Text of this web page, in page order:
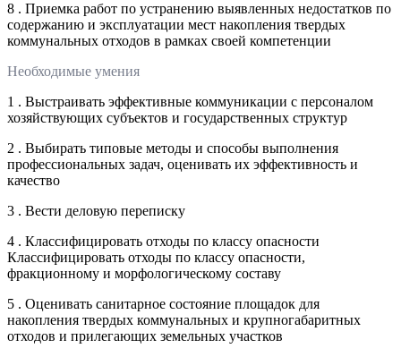
8 . Приемка работ по устранению выявленных недостатков по
содержанию и эксплуатации мест накопления твердых
коммунальных отходов в рамках своей компетенции
Необходимые умения
1 . Выстраивать эффективные коммуникации с персоналом
хозяйствующих субъектов и государственных структур
2 . Выбирать типовые методы и способы выполнения
профессиональных задач, оценивать их эффективность и
качество
3 . Вести деловую переписку
4 . Классифицировать отходы по классу опасности
Классифицировать отходы по классу опасности,
фракционному и морфологическому составу
5 . Оценивать санитарное состояние площадок для
накопления твердых коммунальных и крупногабаритных
отходов и прилегающих земельных участков